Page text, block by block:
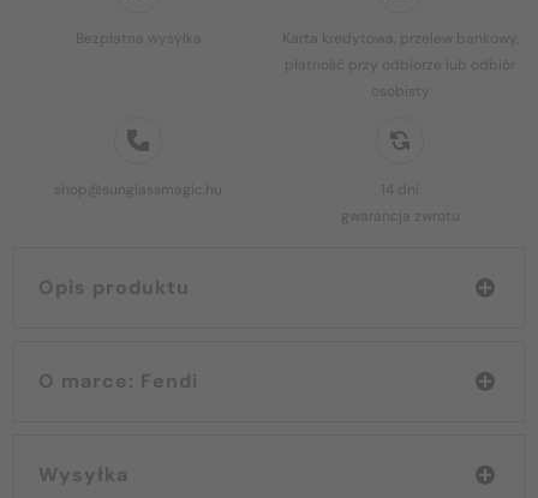
Bezpłatna wysyłka
Karta kredytowa, przelew bankowy,
płatność przy odbiorze lub odbiór
osobisty
shop@sunglassmagic.hu
14 dni
gwarancja zwrotu
Opis produktu
O marce: Fendi
Wysyłka